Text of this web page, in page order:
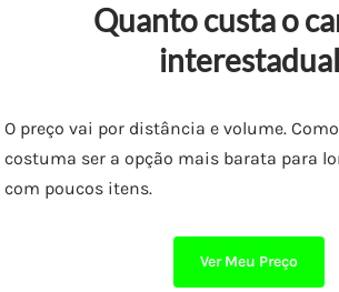
Quanto custa o
interestadual
O preço vai por distância e volume.
costuma ser a opção mais barata para
com poucos itens.
Ver Meu Preço